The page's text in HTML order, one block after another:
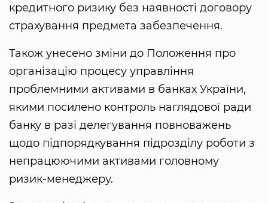
кредитного ризику без наявності договору
страхування предмета забезпечення.
Також унесено зміни до Положення про
організацію процесу управління
проблемними активами в банках України,
якими посилено контроль наглядової ради
банку в разі делегування повноважень
щодо підпорядкування підрозділу роботи з
непрацюючими активами головному
ризик-менеджеру.